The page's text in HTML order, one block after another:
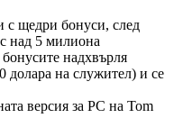
с щедри бонуси, след
над 5 милиона
надхвърля
долара на служител) и се
версия за PC на Tom